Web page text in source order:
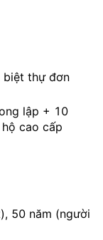
biệt thự đơn
lập + 10
cao cấp
50 năm (người